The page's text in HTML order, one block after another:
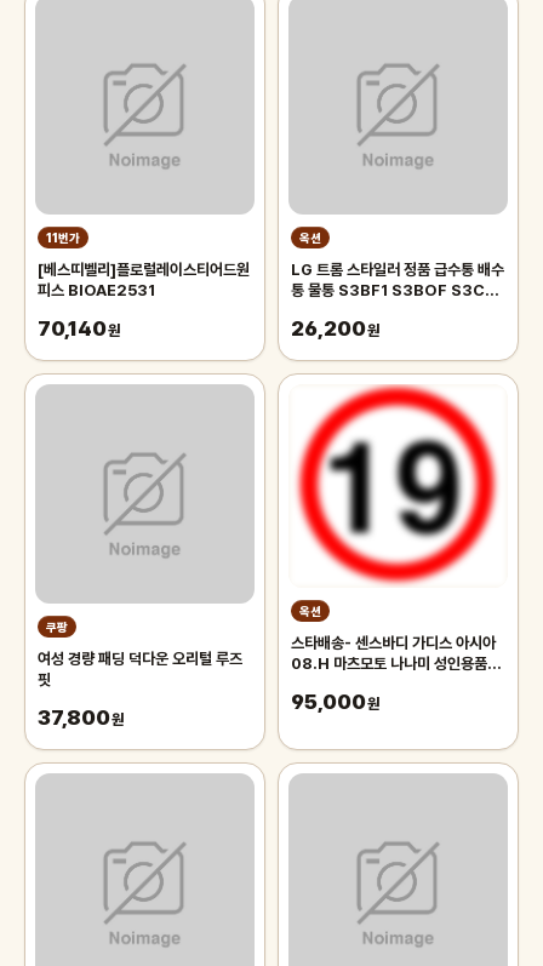
11번가
[베스띠벨리]플로럴레이스티어드원
피스 BIOAE2531
70,140원
옥션
LG 트롬 스타일러 정품 급수통 배수
통 물통 S3BF1 S3BOF S3CW
26,200원
쿠팡
여성 경량 패딩 덕다운 오리털 루즈
핏
37,800원
옥션
스타배송- 센스바디 가디스 아시아
08.H 마츠모토 나나미 성인용품
95,000원